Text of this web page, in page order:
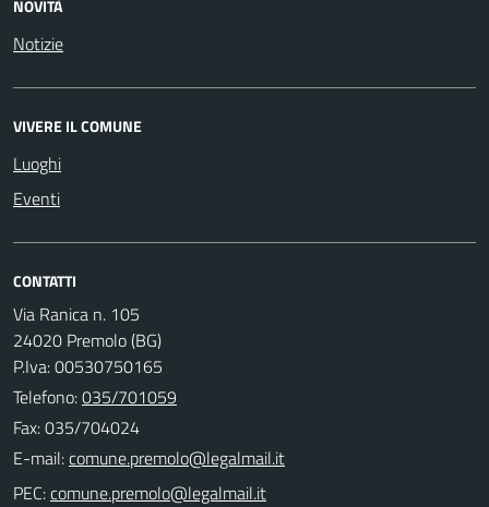
NOVITÀ
Notizie
VIVERE IL COMUNE
Luoghi
Eventi
CONTATTI
Via Ranica n. 105
24020 Premolo (BG)
P.Iva: 00530750165
Telefono:035/701059
Fax: 035/704024
E-mail:
PEC: